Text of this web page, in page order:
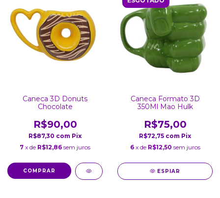
Caneca 3D Donuts
Chocolate
R$90,00
R$87,30 com Pix
7 x de R$12,86 sem juros
Caneca Formato 3D
350Ml Mao Hulk
R$75,00
R$72,75 com Pix
6 x de R$12,50 sem juros
ESPIAR